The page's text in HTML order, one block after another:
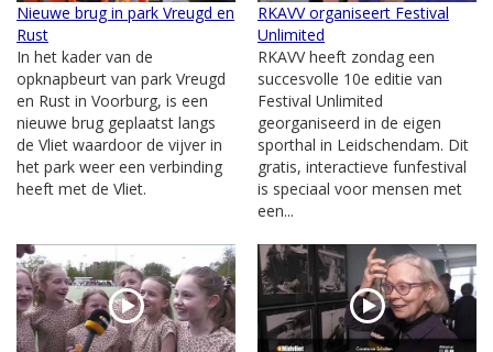
Nieuwe brug in park Vreugd en
Rust
In het kader van de
opknapbeurt van park Vreugd
en Rust in Voorburg, is een
nieuwe brug geplaatst langs
de Vliet waardoor de vijver in
het park weer een verbinding
heeft met de Vliet.
RKAVV organiseert Festival
Unlimited
RKAVV heeft zondag een
succesvolle 10e editie van
Festival Unlimited
georganiseerd in de eigen
sporthal in Leidschendam. Dit
gratis, interactieve funfestival
is speciaal voor mensen met
een...